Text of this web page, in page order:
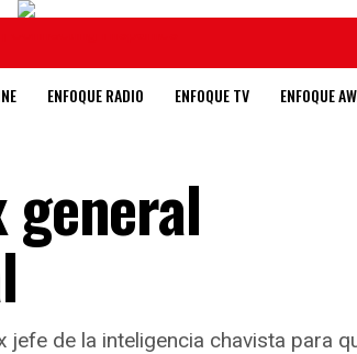
ENFOQUE RADIO ENFOQUE TV ENFOQUE
de la inteligencia chavista para